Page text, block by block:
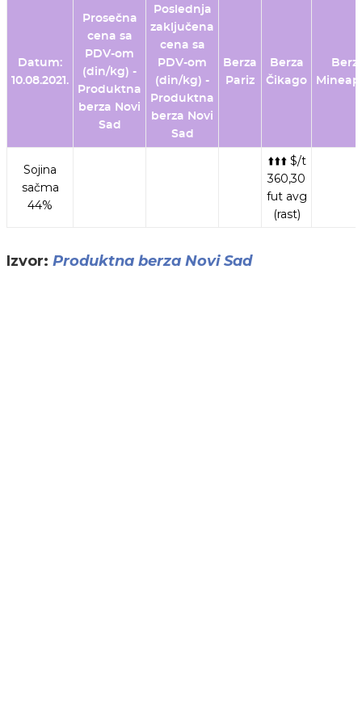
Datum:
10.08.2021.
Prosečna
cena sa
PDV-om
(din/kg) -
Produktna
berza Novi
Sad
Poslednja
zaključena
cena sa
PDV-om
(din/kg) -
Produktna
berza Novi
Sad
Berza
Pariz
Berza
Čikago
Sojina
sačma
44%
⬆️⬆️⬆️ $/t
360,30
fut avg
(rast)
Izvor: Produktna berza Novi Sad